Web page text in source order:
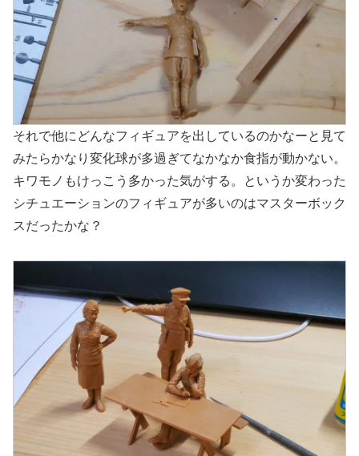
それで他にどんなフィギュアを出しているのかなーと見て
みたらかなり変化球が多過ぎてなかなか食指が動かない。
キワモノもけっこう多かった気がする。というか変わった
シチュエーションのフィギュアが多いのはマスターボック
スだったかな？